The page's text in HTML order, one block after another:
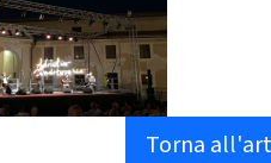
Torna